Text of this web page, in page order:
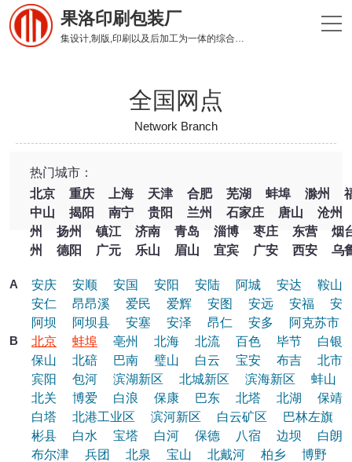
果洛印刷包装厂
集设计,制版,印刷以及后加工为一体的综合性印刷企业
全国网点
Network Branch
热门城市：
北京
重庆 上海 天津 合肥 芜湖 蚌埠 滁州
中山
揭阳 南宁 贵阳 兰州 石家庄 唐山
沧州
州
扬州 镇江 济南 青岛 淄博 枣庄 东营
烟
州
德阳 广元 乐山 眉山 宜宾 广安 西安 乌
A 安庆 安顺 安国 安阳 安陆 阿城 安达
鞍山
安仁
昂昂溪 爱民 爱辉 安图 安远 安福
安
阿坝
阿坝县 安塞 安泽 昂仁 安多
阿克苏市
B
北京 蚌埠 亳州 北海 北流 百色 毕节
白银
保山
北碚 巴南 璧山 白云 宝安 布吉
北市
宾阳
包河 滨湖新区 北城新区 滨海新区
蚌山
北关
博爱 白浪 保康 巴东 北塔 北湖
保靖
白塔
北港工业区 滨河新区 白云矿区 巴林左旗
彬县
白水 宝塔 白河 保德 八宿 边坝
白朗
布尔津
兵团 北泉 宝山 北戴河 柏乡 博野